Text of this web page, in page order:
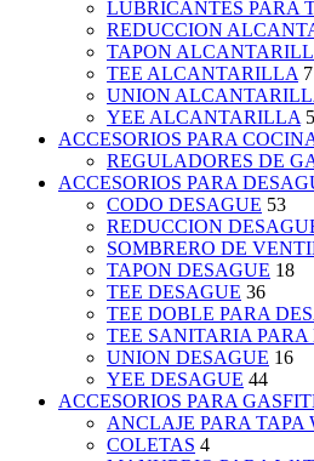
LUBRICANTES PARA
REDUCCION
TAPON
TEE ALCANTARILLA 7
UNION
YEE ALCANTARILLA 5
ACCESORIOS PARA
REGULADORES DE
ACCESORIOS PARA
CODO DESAGUE 53
REDUCCION
SOMBRERO DE
TAPON DESAGUE 18
TEE DESAGUE 36
TEE DOBLE PARA
TEE SANITARIA PARA
UNION DESAGUE 16
YEE DESAGUE 44
ACCESORIOS PARA
ANCLAJE PARA TAPA
COLETAS 4